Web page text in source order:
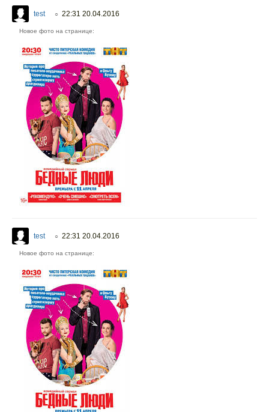
test ○ 22:31 20.04.2016
Новое фото на странице:
test ○ 22:31 20.04.2016
Новое фото на странице: